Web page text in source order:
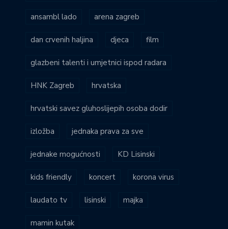
ansambl lado arena zagreb
dan crvenih haljina djeca film
glazbeni talenti i umjetnici ispod radara
HNK Zagreb hrvatska
hrvatski savez gluhoslijepih osoba dodir
izložba jednaka prava za sve
jednake mogućnosti KD Lisinski
kids friendly koncert korona virus
laudato tv lisinski majka
mamin kutak